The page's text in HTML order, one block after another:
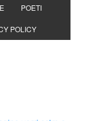
POETI
POLICY